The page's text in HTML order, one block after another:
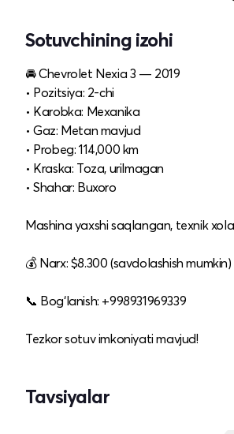
Sotuvchining izohi
🚘 Chevrolet Nexia 3 — 2019
• Pozitsiya: 2‑chi
• Karobka: Mexanika
• Gaz: Metan mavjud
• Probeg: 114,000 km
• Kraska: Toza, urilmagan
• Shahar: Buxoro
Mashina yaxshi saqlangan, texnik
💰 Narx: $8.300 (savdolashish mumkin)
📞 Bog‘lanish: +998931969339
Tezkor sotuv imkoniyati mavjud!
Tavsiyalar